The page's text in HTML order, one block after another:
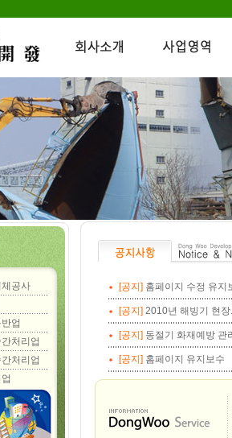
공사
업
처리업
처리업
[공지] 홈페이지 수정 유지
[공지] 2010년 해빙기 현장
[공지] 동절기 화재예방 관
[공지] 홈페이지 유지보수